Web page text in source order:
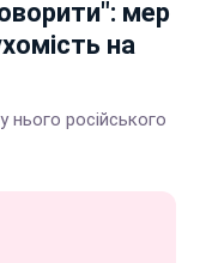
мер
на
нього російського